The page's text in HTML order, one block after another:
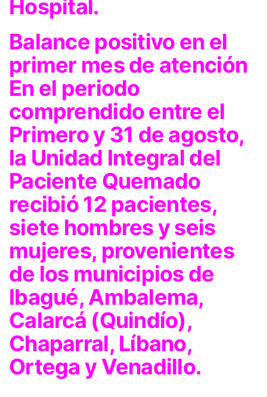
Hospital.
Balance positivo en el
primer mes de atención
En el periodo
comprendido entre el
Primero y 31 de agosto,
la Unidad Integral del
Paciente Quemado
recibió 12 pacientes,
siete hombres y seis
mujeres, provenientes
de los municipios de
Ibagué, Ambalema,
Calarcá (Quindío),
Chaparral, Líbano,
Ortega y Venadillo.